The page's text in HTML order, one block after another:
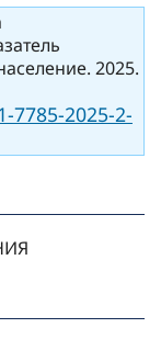
2025.
7785-2025-2-